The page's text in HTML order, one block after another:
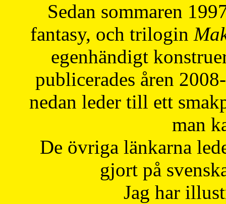
Sedan sommaren
fantasy, och trilogin
egenhändigt
publicerades åren
nedan leder till ett
man
De övriga länkarna
gjort på
Jag har